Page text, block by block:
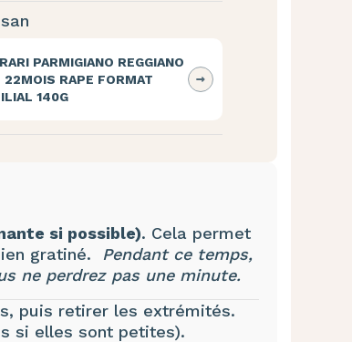
PARMIGIANO REGGIANO
22MOIS RAPE FORMAT
140G
si possible). Cela permet
gratiné. Pendant ce temps,
ne perdrez pas une minute.
puis retirer les extrémités.
si elles sont petites).